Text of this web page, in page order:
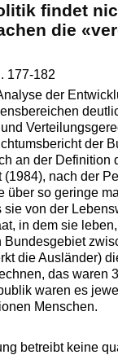
findet
die
177-182
der
der
an der Definition
nach der
über so geringe
von der
in dem sie
Bundesgebiet
die Ausländer)
das waren
waren es
Menschen.
betreibt keine